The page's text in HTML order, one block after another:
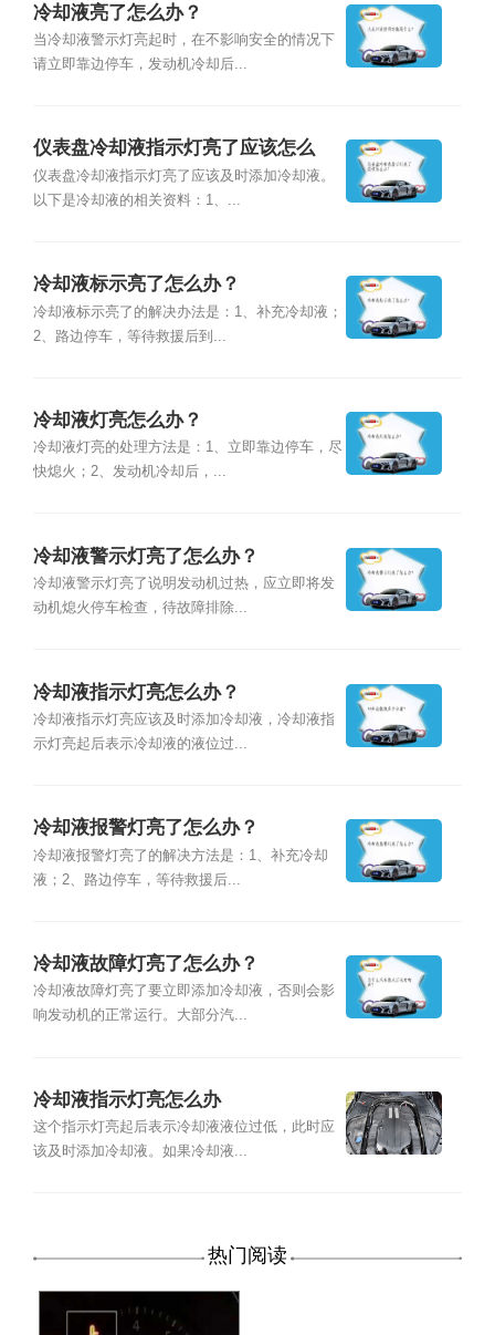
冷却液亮了怎么办？
当冷却液警示灯亮起时，在不影响安全的情况下
请立即靠边停车，发动机冷却后...
仪表盘冷却液指示灯亮了应该怎么
办？
仪表盘冷却液指示灯亮了应该及时添加冷却液。
以下是冷却液的相关资料：1、...
冷却液标示亮了怎么办？
冷却液标示亮了的解决办法是：1、补充冷却液；
2、路边停车，等待救援后到...
冷却液灯亮怎么办？
冷却液灯亮的处理方法是：1、立即靠边停车，尽
快熄火；2、发动机冷却后，...
冷却液警示灯亮了怎么办？
冷却液警示灯亮了说明发动机过热，应立即将发
动机熄火停车检查，待故障排除...
冷却液指示灯亮怎么办？
冷却液指示灯亮应该及时添加冷却液，冷却液指
示灯亮起后表示冷却液的液位过...
冷却液报警灯亮了怎么办？
冷却液报警灯亮了的解决方法是：1、补充冷却
液；2、路边停车，等待救援后...
冷却液故障灯亮了怎么办？
冷却液故障灯亮了要立即添加冷却液，否则会影
响发动机的正常运行。大部分汽...
冷却液指示灯亮怎么办
这个指示灯亮起后表示冷却液液位过低，此时应
该及时添加冷却液。如果冷却液...
热门阅读